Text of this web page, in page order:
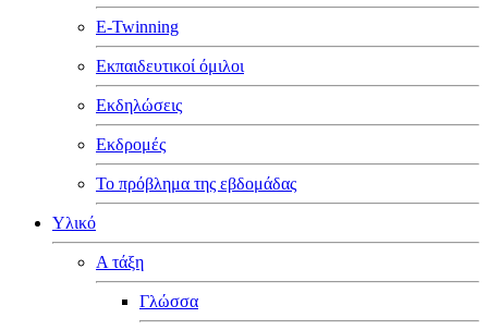
E-Twinning
Εκπαιδευτικοί όμιλοι
Εκδηλώσεις
Εκδρομές
Το πρόβλημα της εβδομάδας
Υλικό
Α τάξη
Γλώσσα